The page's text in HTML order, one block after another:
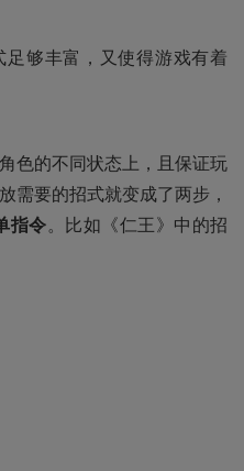
够丰富，又使得游戏有着
色的不同状态上，且保证玩
需要的招式就变成了两步，
指令。比如《仁王》中的招